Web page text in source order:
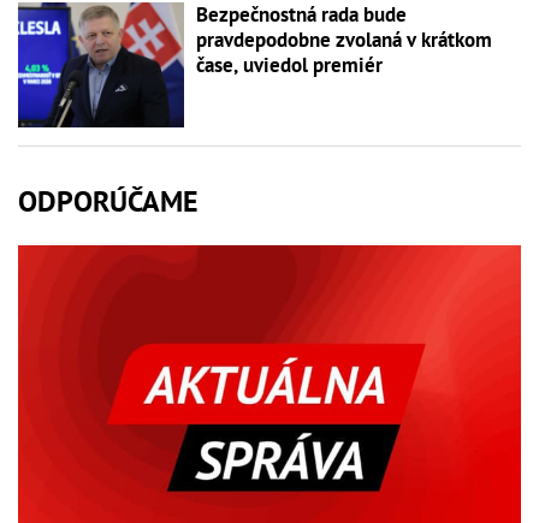
Bezpečnostná rada bude
pravdepodobne zvolaná v krátkom
čase, uviedol premiér
ODPORÚČAME